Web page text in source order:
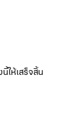
ให้เสร็จสิ้น